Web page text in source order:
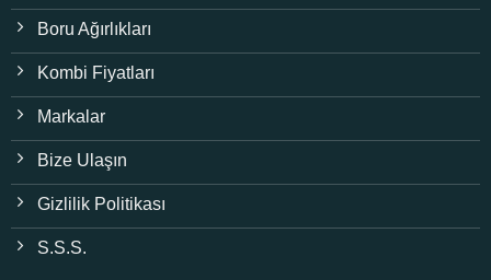
Boru Ağırlıkları
Kombi Fiyatları
Markalar
Bize Ulaşın
Gizlilik Politikası
S.S.S.